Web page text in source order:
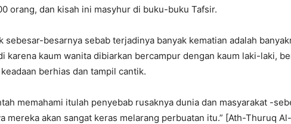
orang, dan kisah ini masyhur di buku-buku Tafsir.
sebesar-besarnya sebab terjadinya banyak kematian adalah
karena kaum wanita dibiarkan bercampur dengan kaum laki-laki,
berhias dan tampil cantik.
memahami itulah penyebab rusaknya dunia dan masyarakat -
mereka akan sangat keras melarang perbuatan itu.” [Ath-Thuruq